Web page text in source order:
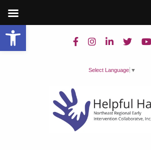
Open toolbar
Select Language ▼